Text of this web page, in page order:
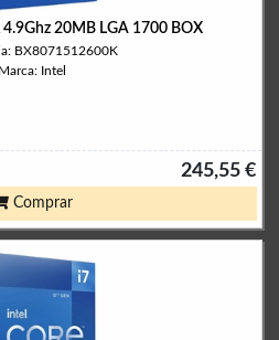
4.9Ghz 20MB LGA 1700 BOX
BX8071512600K
Marca: Intel
245,55 €
Comprar